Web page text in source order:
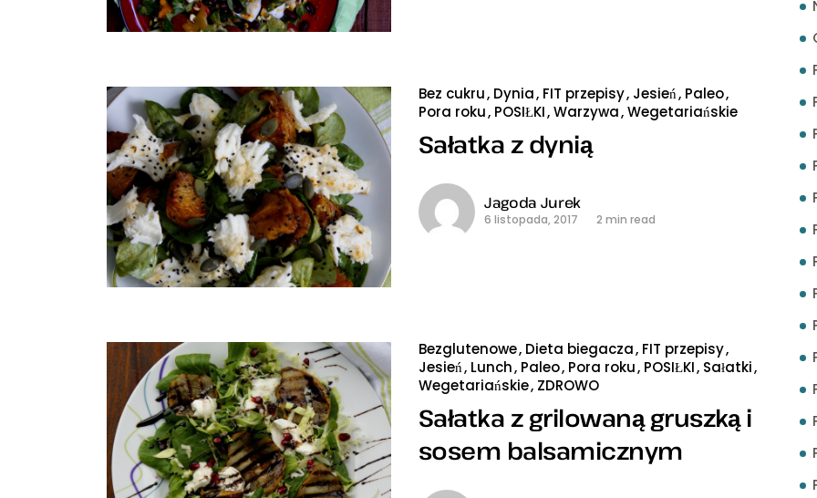
Bez cukru Dynia FIT przepisy Jesień Paleo
Pora roku POSIŁKI Warzywa Wegetariańskie
Sałatka z dynią
Jagoda Jurek
6 listopada, 2017 2 min read
Bezglutenowe Dieta biegacza FIT przepisy
Jesień Lunch Paleo Pora roku POSIŁKI Sałatki
Wegetariańskie ZDROWO
Sałatka z grilowaną gruszką i
sosem balsamicznym